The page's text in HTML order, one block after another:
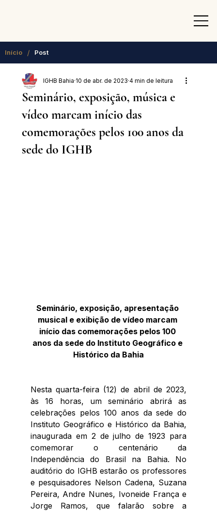
Início / Post
Seminário, exposição, música e
vídeo marcam início das
comemorações pelos 100 anos da
sede do IGHB
IGHB Bahia 10 de abr. de 2023 4 min de leitura
Seminário, exposição, apresentação
musical e exibição de vídeo marcam
início das comemorações pelos 100
anos da sede do Instituto Geográfico e
Histórico da Bahia
Nesta quarta-feira (12) de abril de 2023,
às 16 horas, um seminário abrirá as
celebrações pelos 100 anos da sede do
Instituto Geográfico e Histórico da Bahia,
inaugurada em 2 de julho de 1923 para
comemorar o centenário da
Independência do Brasil na Bahia. No
auditório do IGHB estarão os professores
e pesquisadores Nelson Cadena, Suzana
Pereira, Andre Nunes, Ivoneide França e
Jorge Ramos, que falarão sobre a